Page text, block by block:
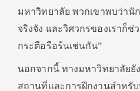
มหาวิทยาลัย พวกเขาพบว่านั
จริงจัง และวิศวกรของเราก็
กระตือรือร้นเช่นกัน”
นอกจากนี้ ทางมหาวิทยาลัยยั
สถานที่และการฝึกงานสำหรั